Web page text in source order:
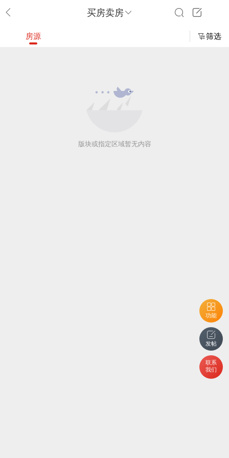
买房卖房
功能
发帖
联系
我们
房源 筛选
版块或指定区域暂无内容